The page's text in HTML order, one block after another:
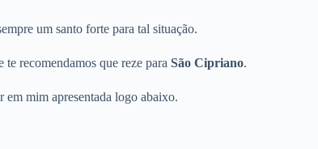
um santo forte para tal situação.
recomendamos que reze para São Cipriano.
em mim apresentada logo abaixo.